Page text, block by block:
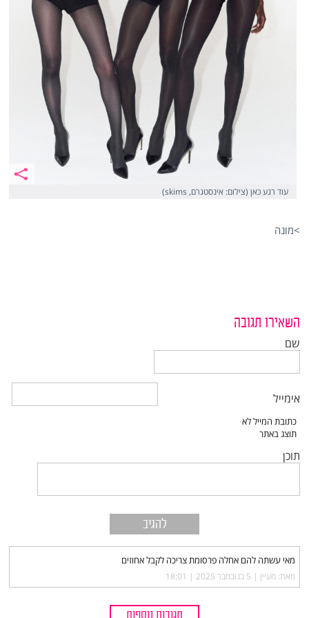
עוד רגע כאן (צילום: אינסטגרם, skims)
>מונה
השאירו תגובה
שם
אימייל
תוכן
מאי עשתה להם אחלה פרסומת צריכה לקבל אחוזים
מאת: מעיין |‏ 5 בנובמבר 2025 | 18:01
תגובות נוספות